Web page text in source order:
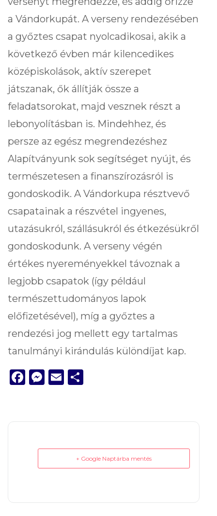
a Vándorkupát. A verseny rendezésében
a győztes csapat nyolcadikosai, akik a
következő évben már kilencedikes
középiskolások, aktív szerepet
játszanak, ők állítják össze a
feladatsorokat, majd vesznek részt a
lebonyolításban is. Mindehhez, és
persze az egész megrendezéshez
Alapítványunk sok segítséget nyújt, és
természetesen a finanszírozásról is
gondoskodik. A Vándorkupa résztvevő
csapatainak a részvétel ingyenes,
utazásukról, szállásukról és étkezésükről
gondoskodunk. A verseny végén
értékes nyereményekkel távoznak a
legjobb csapatok (így például
természettudományos lapok
előfizetésével), míg a győztes a
rendezési jog mellett egy tartalmas
tanulmányi kirándulás különdíjat kap.
Facebook
Messenger
Email
+ Google Naptárba mentés